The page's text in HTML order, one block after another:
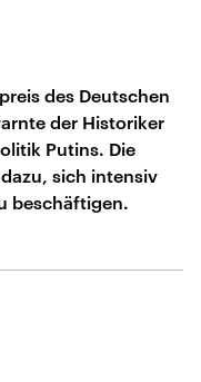
des Deutschen
der Historiker
Putins. Die
sich intensiv
beschäftigen.